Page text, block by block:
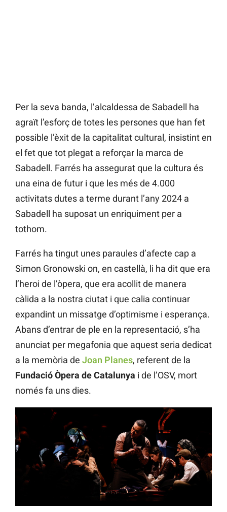
Per la seva banda, l’alcaldessa de Sabadell ha
agraït l’esforç de totes les persones que han fet
possible l’èxit de la capitalitat cultural, insistint en
el fet que tot plegat a reforçar la marca de
Sabadell. Farrés ha assegurat que la cultura és
una eina de futur i que les més de 4.000
activitats dutes a terme durant l’any 2024 a
Sabadell ha suposat un enriquiment per a
tothom.
Farrés ha tingut unes paraules d’afecte cap a
Simon Gronowski on, en castellà, li ha dit que era
l’heroi de l’òpera, que era acollit de manera
càlida a la nostra ciutat i que calia continuar
expandint un missatge d’optimisme i esperança.
Abans d’entrar de ple en la representació, s’ha
anunciat per megafonia que aquest seria dedicat
a la memòria de Joan Planes, referent de la
Fundació Òpera de Catalunya i de l’OSV, mort
només fa uns dies.